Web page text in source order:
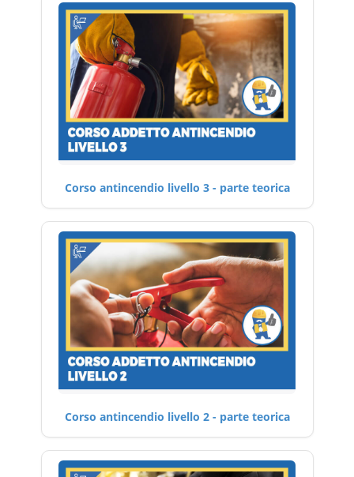
Corso antincendio livello 3 - parte teorica
Corso antincendio livello 2 - parte teorica